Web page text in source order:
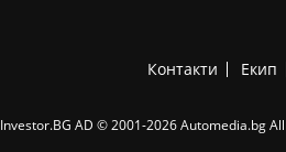
Контакти Екип
Investor.BG AD © 2001-2026 Automedia.bg